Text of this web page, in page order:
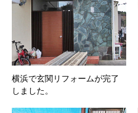
横浜で玄関リフォームが完了
しました。